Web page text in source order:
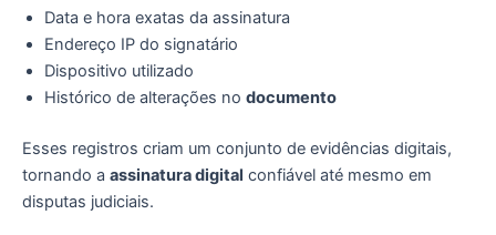
Data e hora exatas da assinatura
Endereço IP do signatário
Dispositivo utilizado
Histórico de alterações no documento
Esses registros criam um conjunto de evidências digitais,
tornando a assinatura digital confiável até mesmo em
disputas judiciais.